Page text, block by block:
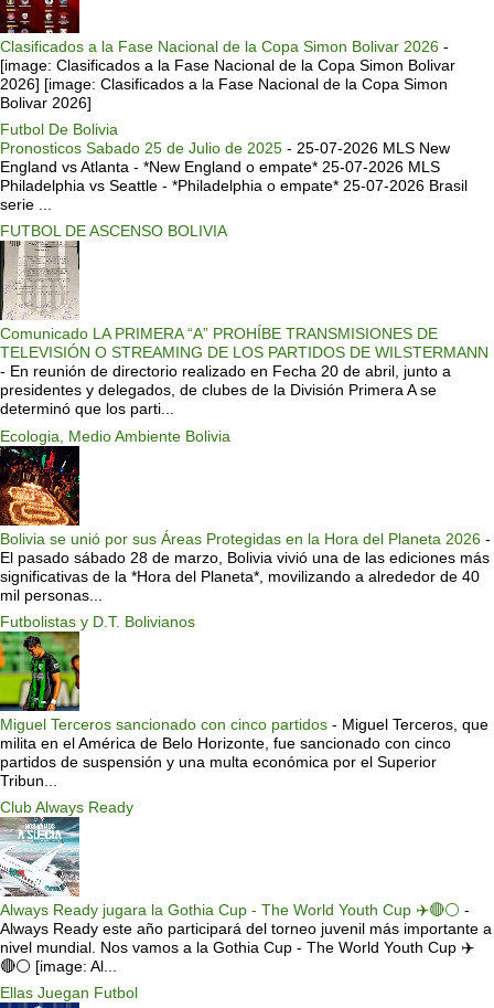
Clasificados a la Fase Nacional de la Copa Simon Bolivar 2026 -
[image: Clasificados a la Fase Nacional de la Copa Simon Bolivar
2026] [image: Clasificados a la Fase Nacional de la Copa Simon
Bolivar 2026]
Futbol De Bolivia
Pronosticos Sabado 25 de Julio de 2025 - 25-07-2026 MLS New
England vs Atlanta - *New England o empate* 25-07-2026 MLS
Philadelphia vs Seattle - *Philadelphia o empate* 25-07-2026 Brasil
serie ...
FUTBOL DE ASCENSO BOLIVIA
Comunicado LA PRIMERA “A” PROHÍBE TRANSMISIONES DE
TELEVISIÓN O STREAMING DE LOS PARTIDOS DE WILSTERMANN
- En reunión de directorio realizado en Fecha 20 de abril, junto a
presidentes y delegados, de clubes de la División Primera A se
determinó que los parti...
Ecologia, Medio Ambiente Bolivia
Bolivia se unió por sus Áreas Protegidas en la Hora del Planeta 2026 -
El pasado sábado 28 de marzo, Bolivia vivió una de las ediciones más
significativas de la *Hora del Planeta*, movilizando a alrededor de 40
mil personas...
Futbolistas y D.T. Bolivianos
Miguel Terceros sancionado con cinco partidos - Miguel Terceros, que
milita en el América de Belo Horizonte, fue sancionado con cinco
partidos de suspensión y una multa económica por el Superior
Tribun...
Club Always Ready
Always Ready jugara la Gothia Cup - The World Youth Cup ✈️🔴⚪️ -
Always Ready este año participará del torneo juvenil más importante a
nivel mundial. Nos vamos a la Gothia Cup - The World Youth Cup ✈️
🔴⚪️ [image: Al...
Ellas Juegan Futbol